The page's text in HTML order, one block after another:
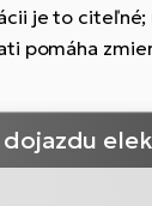
je to
pomáha
dojazdu